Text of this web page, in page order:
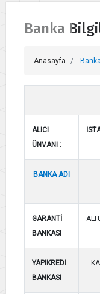
Banka
Anasayfa
ALICI
ÜNVANI :
BANKA ADI
GARANTİ
BANKASI
YAPIKREDİ
BANKASI